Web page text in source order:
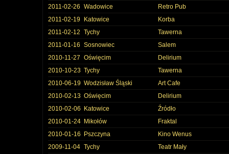
2011-02-26
Wadowice
Retro Pub
2011-02-19
Katowice
Korba
2011-02-12
Tychy
Tawerna
2011-01-16
Sosnowiec
Salem
2010-11-27
Oświęcim
Delirium
2010-10-23 Tychy
Tawerna
2010-06-19 Wodzisław Śląski
Art Cafe
2010-02-13 Oświęcim
Delirium
2010-02-06
Katowice
Źródło
2010-01-24 Mikołów
Fraktal
2010-01-16
Pszczyna
Kino Wenus
2009-11-04 Tychy
Teatr Mały